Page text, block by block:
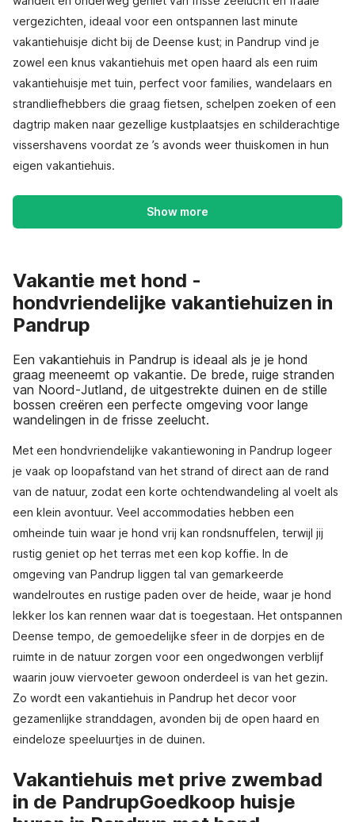
vergezichten, ideaal voor een ontspannen last minute
vakantiehuisje dicht bij de Deense kust; in Pandrup vind je
zowel een knus vakantiehuis met open haard als een ruim
vakantiehuisje met tuin, perfect voor families, wandelaars en
strandliefhebbers die graag fietsen, schelpen zoeken of een
dagtrip maken naar gezellige kustplaatsjes en schilderachtige
vissershavens voordat ze ’s avonds weer thuiskomen in hun
eigen vakantiehuis.
Show more
Vakantie met hond -
hondvriendelijke vakantiehuizen in
Pandrup
Een vakantiehuis in Pandrup is ideaal als je je hond
graag meeneemt op vakantie. De brede, ruige stranden
van Noord-Jutland, de uitgestrekte duinen en de stille
bossen creëren een perfecte omgeving voor lange
wandelingen in de frisse zeelucht.
Met een hondvriendelijke vakantiewoning in Pandrup logeer
je vaak op loopafstand van het strand of direct aan de rand
van de natuur, zodat een korte ochtendwandeling al voelt als
een klein avontuur. Veel accommodaties hebben een
omheinde tuin waar je hond vrij kan rondsnuffelen, terwijl jij
rustig geniet op het terras met een kop koffie. In de
omgeving van Pandrup liggen tal van gemarkeerde
wandelroutes en rustige paden over de heide, waar je hond
lekker los kan rennen waar dat is toegestaan. Het ontspannen
Deense tempo, de gemoedelijke sfeer in de dorpjes en de
ruimte in de natuur zorgen voor een ongedwongen verblijf
waarin jouw viervoeter gewoon onderdeel is van het gezin.
Zo wordt een vakantiehuis in Pandrup het decor voor
gezamenlijke stranddagen, avonden bij de open haard en
eindeloze speeluurtjes in de duinen.
Vakantiehuis met prive zwembad
in de PandrupGoedkoop huisje